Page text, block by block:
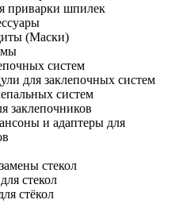
приварки шпилек
(Маски)
систем
для заклепочных систем
систем
заклепочников
и адаптеры для
стекол
стекол
стёкол